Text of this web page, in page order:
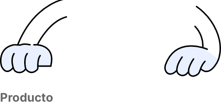
Producto